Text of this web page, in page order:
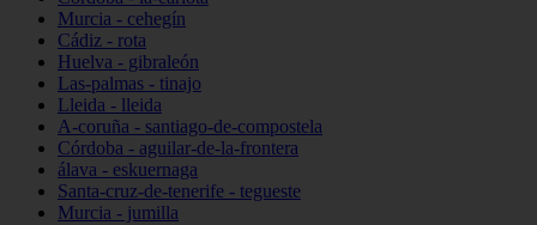
Murcia - cehegín
Cádiz - rota
Huelva - gibraleón
Las-palmas - tinajo
Lleida - lleida
A-coruña - santiago-de-compostela
Córdoba - aguilar-de-la-frontera
álava - eskuernaga
Santa-cruz-de-tenerife - tegueste
Murcia - jumilla